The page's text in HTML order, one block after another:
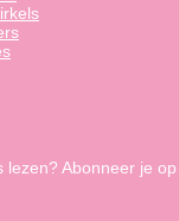
lezen? Abonneer je